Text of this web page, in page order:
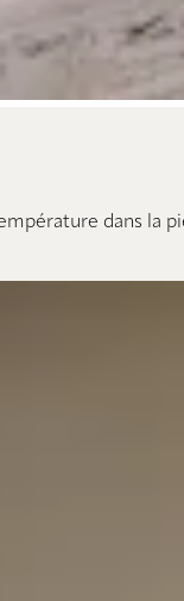
dans la